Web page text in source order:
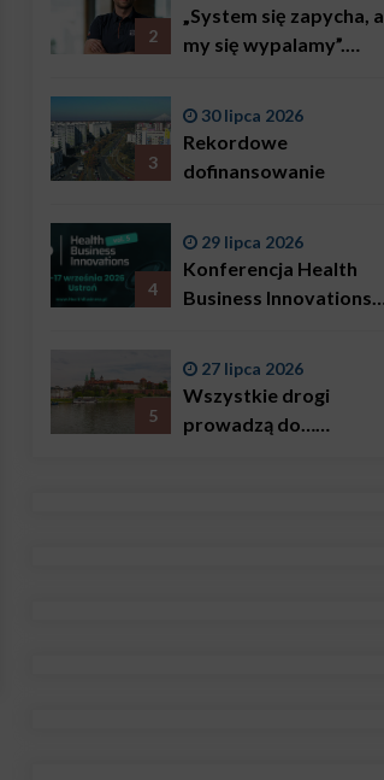
2
„System się zapycha, a
my się wypalamy”.
Bączkowski, mówi
wprost: problemem są
3
30 lipca 2026
Rekordowe
dofinansowanie
4
29 lipca 2026
Konferencja Health
Business Innovations
5
27 lipca 2026
Wszystkie drogi
prowadzą do…